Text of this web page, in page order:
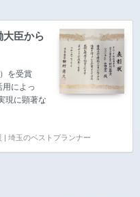
大臣から
を受賞
によっ
現に顕著な
輝くテレ
レワークの
名以下の企
奨励賞を受
| 埼玉のベストプランナー